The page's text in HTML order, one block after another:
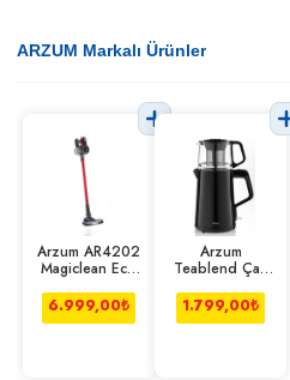
ARZUM Markalı Ürünler
Arzum AR4202
Magiclean Eco
Süpürge
6.999,00₺
Arzum
Teablend Çay
1.799,00₺